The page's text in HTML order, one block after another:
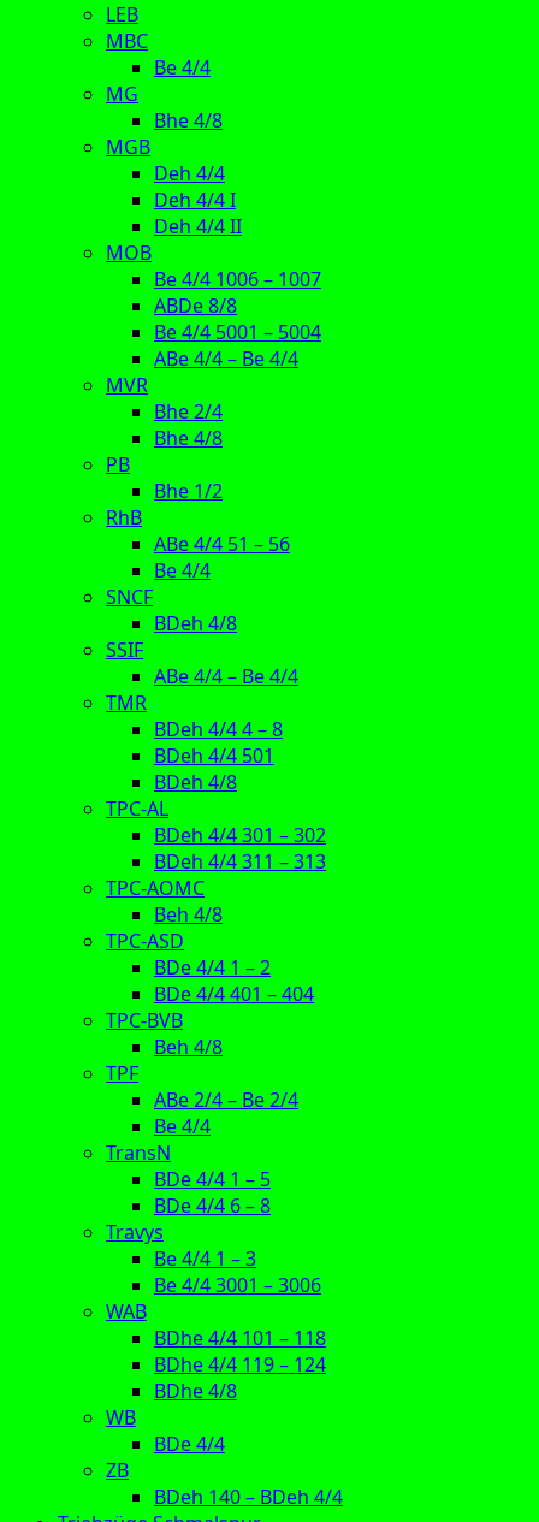
LEB
MBC
Be 4/4
MG
Bhe 4/8
MGB
Deh 4/4
Deh 4/4 I
Deh 4/4 II
MOB
Be 4/4 1006 – 1007
ABDe 8/8
Be 4/4 5001 – 5004
ABe 4/4 – Be 4/4
MVR
Bhe 2/4
Bhe 4/8
PB
Bhe 1/2
RhB
ABe 4/4 51 – 56
Be 4/4
SNCF
BDeh 4/8
SSIF
ABe 4/4 – Be 4/4
TMR
BDeh 4/4 4 – 8
BDeh 4/4 501
BDeh 4/8
TPC-AL
BDeh 4/4 301 – 302
BDeh 4/4 311 – 313
TPC-AOMC
Beh 4/8
TPC-ASD
BDe 4/4 1 – 2
BDe 4/4 401 – 404
TPC-BVB
Beh 4/8
TPF
ABe 2/4 – Be 2/4
Be 4/4
TransN
BDe 4/4 1 – 5
BDe 4/4 6 – 8
Travys
Be 4/4 1 – 3
Be 4/4 3001 – 3006
WAB
BDhe 4/4 101 – 118
BDhe 4/4 119 – 124
BDhe 4/8
WB
BDe 4/4
ZB
BDeh 140 – BDeh 4/4